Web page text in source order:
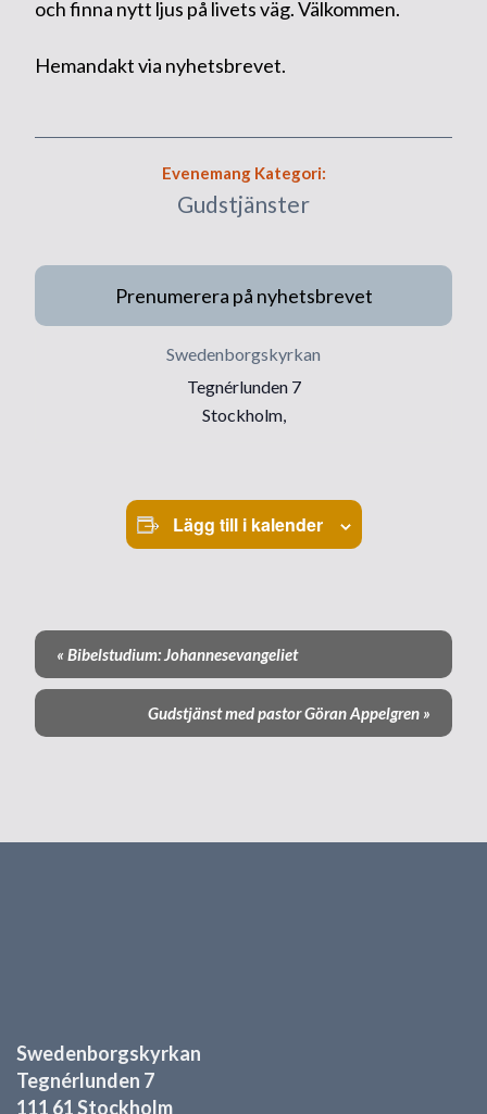
och finna nytt ljus på livets väg. Välkommen.
Hemandakt via nyhetsbrevet.
Evenemang Kategori:
Gudstjänster
Prenumerera på nyhetsbrevet
Swedenborgskyrkan
Tegnérlunden 7
Stockholm,
Lägg till i kalender
E
v
e
n
r
i
n
« Bibelstudium: Johannesevangeliet
Gudstjänst med pastor Göran Appelgren »
Swedenborgskyrkan
Tegnérlunden 7
111 61 Stockholm